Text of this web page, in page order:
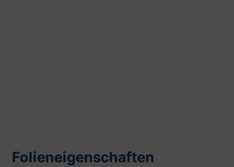
Folieneigenschaften